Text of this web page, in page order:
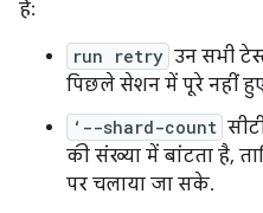
हैं:
run retry उन सभी
पिछले सेशन में पूरे नहीं
‘--shard-count
की संख्या में बांटता है,
पर चलाया जा सके.